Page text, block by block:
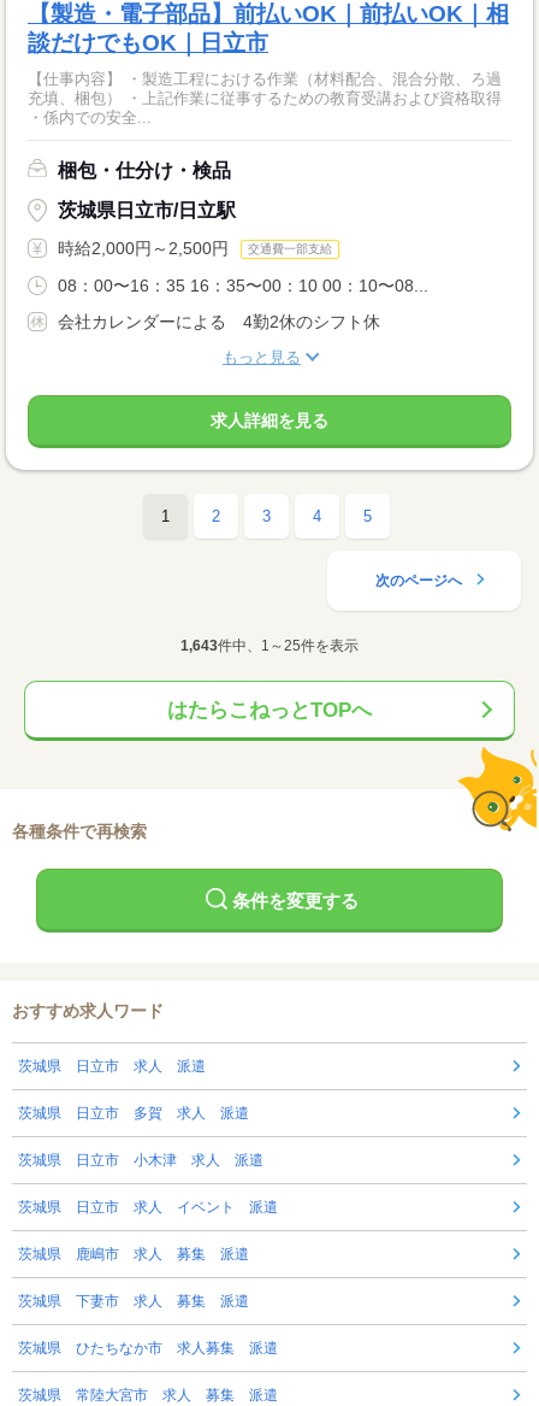
【製造・電子部品】前払いOK｜前払いOK｜相
談だけでもOK｜日立市
【仕事内容】 ・製造工程における作業（材料配合、混合分散、ろ過
充填、梱包） ・上記作業に従事するための教育受講および資格取得
・係内での安全...
梱包・仕分け・検品
茨城県日立市/日立駅
時給2,000円～2,500円 交通費一部支給
08：00〜16：35 16：35〜00：10 00：10〜08...
会社カレンダーによる 4勤2休のシフト休
もっと見る
求人詳細を見る
1 2 3 4 5
次のページへ
1,643件中、1～25件を表示
はたらこねっとTOPへ
各種条件で再検索
条件を変更する
おすすめ求人ワード
茨城県 日立市 求人 派遣
茨城県 日立市 多賀 求人 派遣
茨城県 日立市 小木津 求人 派遣
茨城県 日立市 求人 イベント 派遣
茨城県 鹿嶋市 求人 募集 派遣
茨城県 下妻市 求人 募集 派遣
茨城県 ひたちなか市 求人募集 派遣
茨城県 常陸大宮市 求人 募集 派遣